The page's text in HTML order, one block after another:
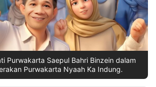
Purwakarta Saepul Bahri Binzein dalam
Purwakarta Nyaah Ka Indung.